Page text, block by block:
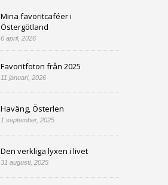
Mina favoritcaféer i
Östergötland
6 april, 2026
Favoritfoton från 2025
11 januari, 2026
Haväng, Österlen
1 september, 2025
Den verkliga lyxen i livet
31 augusti, 2025